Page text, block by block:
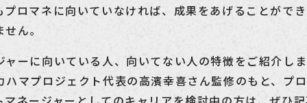
ロマネに向いていなければ、成果をあげることがで
ん。
ーに向いている人、向いてない人の特徴をご紹介し
マプロジェクト代表の高濱幸喜さん監修のもと、プ